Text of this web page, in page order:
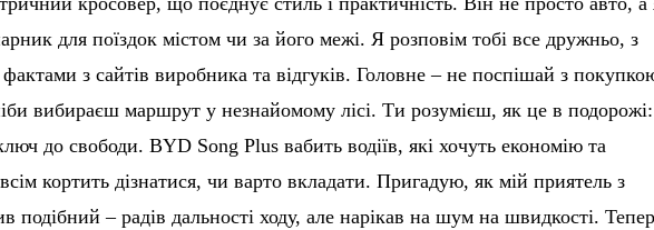
для поїздок містом чи за його межі. Я розповім тобі все дружньо, з
з сайтів виробника та відгуків. Головне – не поспішай з
вибираєш маршрут у незнайомому лісі. Ти розумієш, як це в подорожі:
до свободи. BYD Song Plus вабить водіїв, які хочуть економію та
кортить дізнатися, чи варто вкладати. Пригадую, як мій приятель з
подібний – радів дальності ходу, але нарікав на шум на швидкості.